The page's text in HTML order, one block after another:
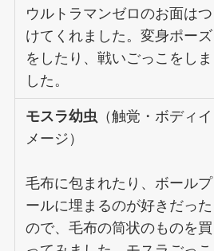
ウルトラマンゼロのお面はつ
けてくれました。変身ポーズ
をしたり、戦いごっこをしま
した。
モスラ幼虫 （触覚・ボディイ
メージ）
毛布に包まれたり、ボールプ
ールに埋まるのが好きだった
ので、毛布の筒状のものを買